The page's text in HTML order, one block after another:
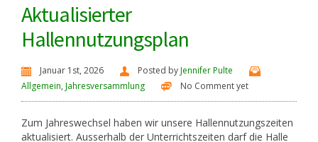
Aktualisierter
Hallennutzungsplan
Januar 1st, 2026 Posted byJennifer Pulte
Allgemein, Jahresversammlung No Comment yet
Zum Jahreswechsel haben wir unsere Hallennutzungszeiten
aktualisiert. Ausserhalb der Unterrichtszeiten darf die Halle